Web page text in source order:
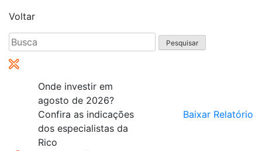
Voltar
Pesquisar
por:
Onde investir em
agosto de 2026?
Confira as indicações
dos especialistas da
Rico
Baixar Relatório